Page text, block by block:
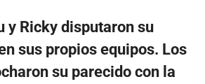
y Ricky disputaron su
sus propios equipos. Los
su parecido con la